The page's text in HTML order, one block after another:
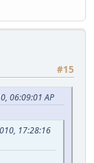
#15
06:09:01 AP
17:28:16